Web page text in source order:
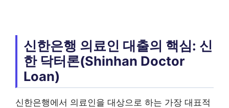
신한은행 의료인 대출의 핵심: 신
한 닥터론(Shinhan Doctor
Loan)
신한은행에서 의료인을 대상으로 하는 가장 대표적